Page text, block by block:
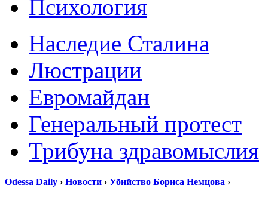
Психология
Наследие Сталина
Люстрации
Евромайдан
Генеральный протест
Трибуна здравомыслия
Odessa Daily › Новости › Убийство Бориса Немцова ›